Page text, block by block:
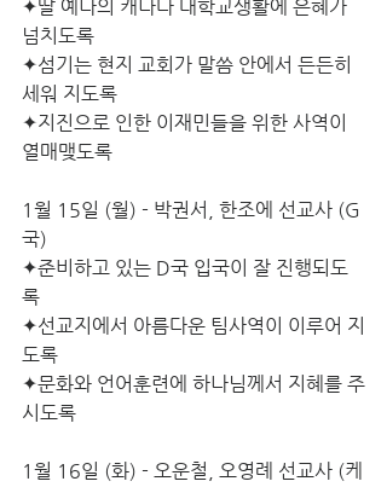
✦딸 예나의 캐나다 대학교생활에 은혜가
넘치도록
✦섬기는 현지 교회가 말씀 안에서 든든히
세워 지도록
✦지진으로 인한 이재민들을 위한 사역이
열매맺도록
1월 15일 (월) - 박권서, 한조에 선교사 (G
국)
✦준비하고 있는 D국 입국이 잘 진행되도
록
✦선교지에서 아름다운 팀사역이 이루어 지
도록
✦문화와 언어훈련에 하나님께서 지혜를 주
시도록
1월 16일 (화) - 오운철, 오영례 선교사 (케